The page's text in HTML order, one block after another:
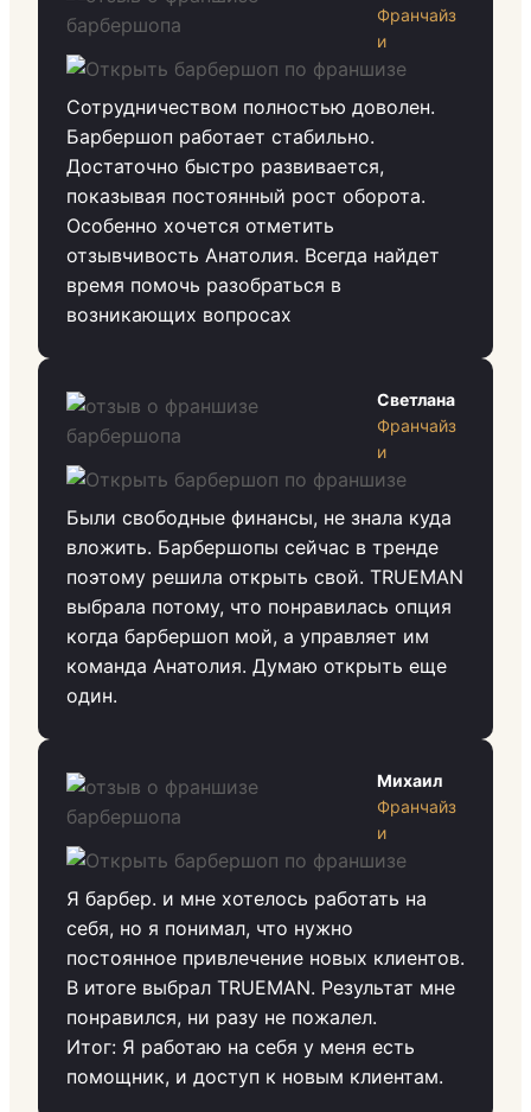
Франчайз
и
Сотрудничеством полностью доволен.
Барбершоп работает стабильно.
Достаточно быстро развивается,
показывая постоянный рост оборота.
Особенно хочется отметить
отзывчивость Анатолия. Всегда найдет
время помочь разобраться в
возникающих вопросах
Светлана
Франчайз
и
Были свободные финансы, не знала куда
вложить. Барбершопы сейчас в тренде
поэтому решила открыть свой. TRUEMAN
выбрала потому, что понравилась опция
когда барбершоп мой, а управляет им
команда Анатолия. Думаю открыть еще
один.
Михаил
Франчайз
и
Я барбер. и мне хотелось работать на
себя, но я понимал, что нужно
постоянное привлечение новых клиентов.
В итоге выбрал TRUEMAN. Результат мне
понравился, ни разу не пожалел.
Итог: Я работаю на себя у меня есть
помощник, и доступ к новым клиентам.